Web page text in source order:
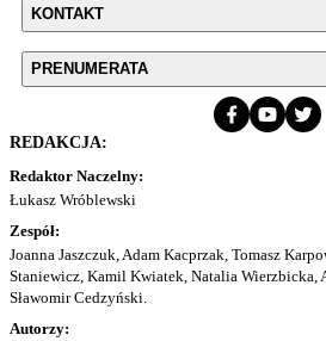
KONTAKT
PRENUMERATA
REDAKCJA:
Redaktor Naczelny:
Łukasz Wróblewski
Zespół:
Joanna Jaszczuk, Adam Kacprzak, Tomasz
Staniewicz, Kamil Kwiatek, Natalia Wierzbicka,
Sławomir Cedzyński.
Autorzy: